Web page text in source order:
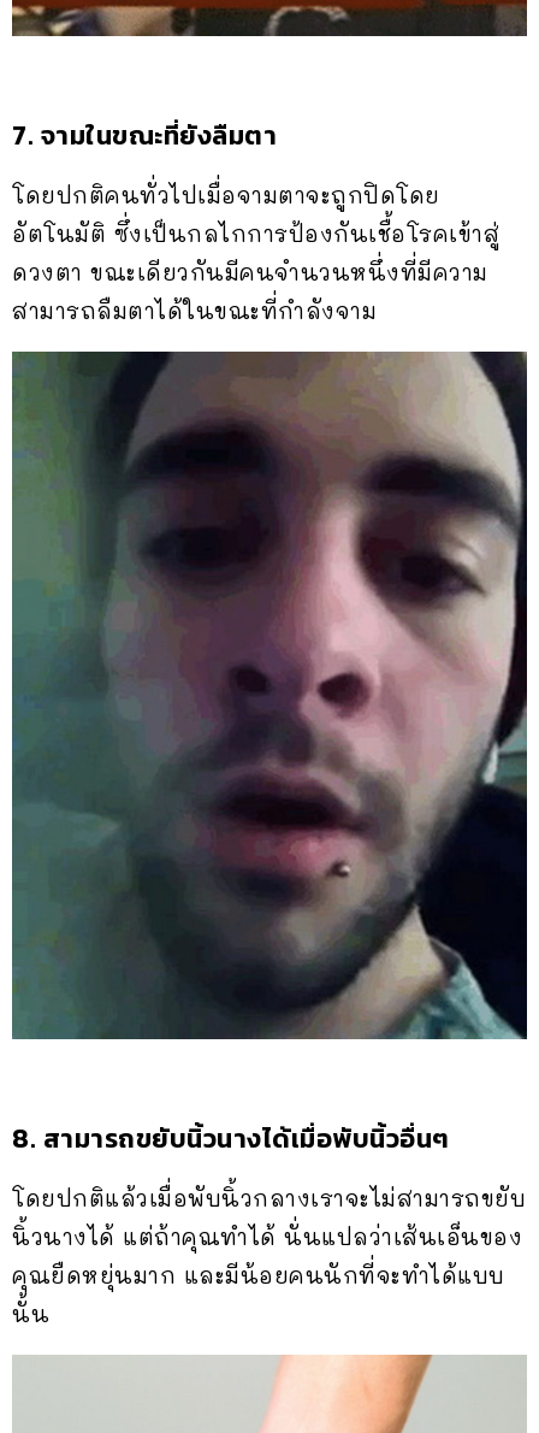
7. จามในขณะที่ยังลืมตา
โดยปกติคนทั่วไปเมื่อจามตาจะถูกปิดโดย
อัตโนมัติ ซึ่งเป็นกลไกการป้องกันเชื้อโรคเข้าสู่
ดวงตา ขณะเดียวกันมีคนจำนวนหนึ่งที่มีความ
สามารถลืมตาได้ในขณะที่กำลังจาม
8. สามารถขยับนิ้วนางได้เมื่อพับนิ้วอื่นๆ
โดยปกติแล้วเมื่อพับนิ้วกลางเราจะไม่สามารถขยับ
นิ้วนางได้ แต่ถ้าคุณทำได้ นั่นแปลว่าเส้นเอ็นของ
คุณยืดหยุ่นมาก และมีน้อยคนนักที่จะทำได้แบบ
นั้น